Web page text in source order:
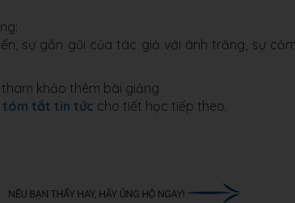
sự gần gũi của tác giả với ánh trăng, sự
khảo thêm bài giảng
tóm tắt tin tức cho tiết học tiếp theo.